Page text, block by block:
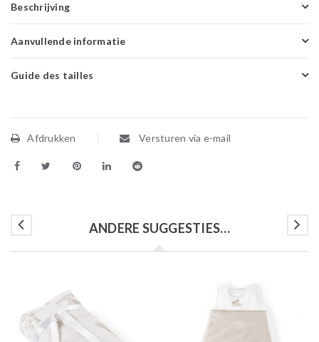
Beschrijving
Aanvullende informatie
Guide des tailles
Afdrukken Versturen via e-mail
ANDERE SUGGESTIES…